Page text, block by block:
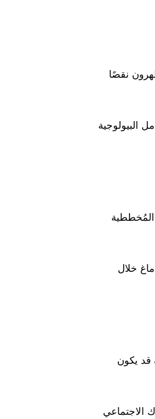
نقصًا
البيولوجية
المُخططية
خلال
قد يكون
الاجتماعي